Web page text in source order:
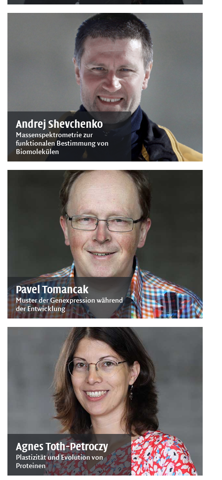
Andrej Shevchenko
Massenspektrometrie zur
funktionalen Bestimmung von
Biomolekülen
Pavel Tomancak
Muster der Genexpression während
der Entwicklung
Agnes Toth-Petroczy
Plastizität und Evolution von
Proteinen